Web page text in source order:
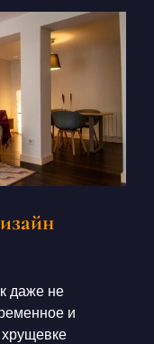
даже не
и
хрущевке